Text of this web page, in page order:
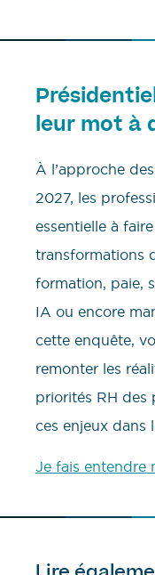
leur mot à
À l’approche
2027, les
essentielle à
transformations
formation, paie,
IA ou encore
cette enquête,
remonter les
priorités RH des
ces enjeux dans
Je fais entendre